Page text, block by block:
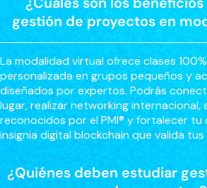
gestión de proyectos en
La modalidad virtual ofrece clases
personalizada en grupos pequeños y
diseñados por expertos. Podrás
lugar, realizar networking internacional,
reconocidos por el PMI® y fortalecer tu
insignia digital blockchain que valida
¿Quiénes deben estudiar